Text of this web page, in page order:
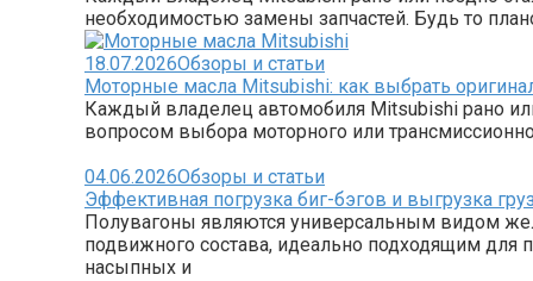
необходимостью замены запчастей. Будь то
18.07.2026Обзоры и статьи
Моторные масла Mitsubishi: как выбрать
Каждый владелец автомобиля Mitsubishi рано
вопросом выбора моторного или
04.06.2026Обзоры и статьи
Эффективная погрузка биг-бэгов и выгрузка
Полувагоны являются универсальным видом
подвижного состава, идеально подходящим для
насыпных и